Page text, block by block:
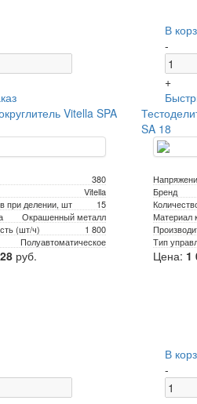
В
-
+
Vitella SPA
380
Vitella
при делении, шт
15
Окрашенный металл
(шт/ч)
1 800
Полуавтоматическое
руб.
SA 18
Бренд
Материал
Тип
Цена: 1
В
-